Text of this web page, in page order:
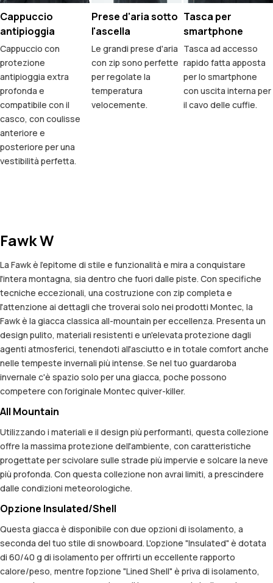
Cappuccio
antipioggia
Cappuccio con
protezione
antipioggia extra
profonda e
compatibile con il
casco, con coulisse
anteriore e
posteriore per una
vestibilità perfetta.
Prese d'aria sotto
l'ascella
Le grandi prese d'aria
con zip sono perfette
per regolate la
temperatura
velocemente.
Tasca per
smartphone
Tasca ad accesso
rapido fatta apposta
per lo smartphone
con uscita interna per
il cavo delle cuffie.
Fawk W
La Fawk è l'epitome di stile e funzionalità e mira a conquistare
l'intera montagna, sia dentro che fuori dalle piste. Con specifiche
tecniche eccezionali, una costruzione con zip completa e
l'attenzione ai dettagli che troverai solo nei prodotti Montec, la
Fawk è la giacca classica all-mountain per eccellenza. Presenta un
design pulito, materiali resistenti e un'elevata protezione dagli
agenti atmosferici, tenendoti all'asciutto e in totale comfort anche
nelle tempeste invernali più intense. Se nel tuo guardaroba
invernale c'è spazio solo per una giacca, poche possono
competere con l'originale Montec quiver-killer.
All Mountain
Utilizzando i materiali e il design più performanti, questa collezione
offre la massima protezione dell'ambiente, con caratteristiche
progettate per scivolare sulle strade più impervie e solcare la neve
più profonda. Con questa collezione non avrai limiti, a prescindere
dalle condizioni meteorologiche.
Opzione Insulated/Shell
Questa giacca è disponibile con due opzioni di isolamento, a
seconda del tuo stile di snowboard. L'opzione "Insulated" è dotata
di 60/40 g di isolamento per offrirti un eccellente rapporto
calore/peso, mentre l'opzione "Lined Shell" è priva di isolamento,